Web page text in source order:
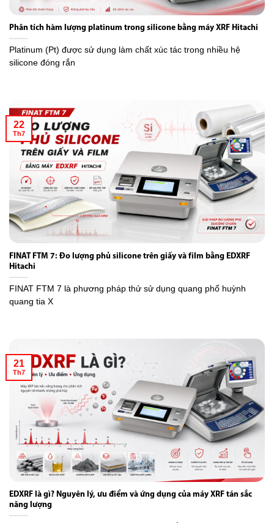
Phân tích hàm lượng platinum trong silicone bằng máy XRF Hitachi
Platinum (Pt) được sử dụng làm chất xúc tác trong nhiều hệ
silicone đóng rắn
FINAT FTM 7: Đo lượng phủ silicone trên giấy và film bằng EDXRF
Hitachi
FINAT FTM 7 là phương pháp thử sử dụng quang phổ huỳnh
quang tia X
22
Th7
EDXRF là gì? Nguyên lý, ưu điểm và ứng dụng của máy XRF tán sắc
năng lượng
21
Th7